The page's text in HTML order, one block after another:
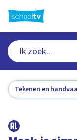
naar
hoofdinhoud
Tekenen en